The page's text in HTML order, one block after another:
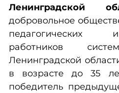
Ленинградской
добровольное
педагогических
работников
Ленинградской
в возрасте до 35
победитель